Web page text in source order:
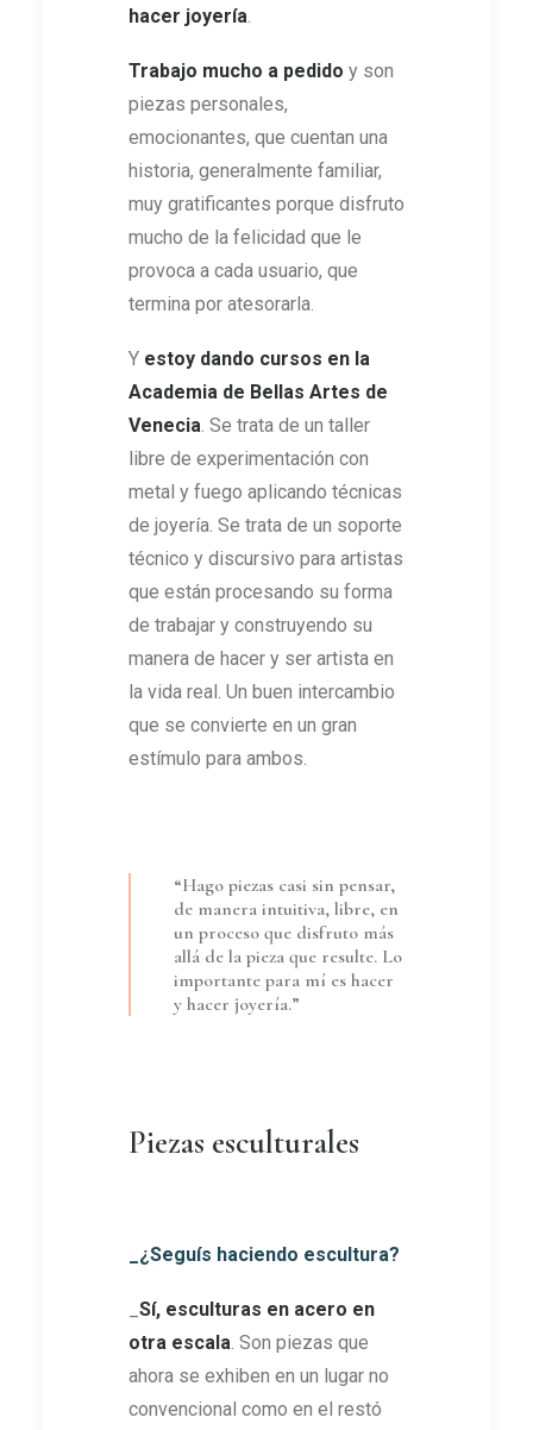
hacer joyería.
Trabajo mucho a pedido y son
piezas personales,
emocionantes, que cuentan una
historia, generalmente familiar,
muy gratificantes porque disfruto
mucho de la felicidad que le
provoca a cada usuario, que
termina por atesorarla.
Y estoy dando cursos en la
Academia de Bellas Artes de
Venecia. Se trata de un taller
libre de experimentación con
metal y fuego aplicando técnicas
de joyería. Se trata de un soporte
técnico y discursivo para artistas
que están procesando su forma
de trabajar y construyendo su
manera de hacer y ser artista en
la vida real. Un buen intercambio
que se convierte en un gran
estímulo para ambos.
“Hago piezas casi sin pensar,
de manera intuitiva, libre, en
un proceso que disfruto más
allá de la pieza que resulte. Lo
importante para mí es hacer
y hacer joyería.”
Piezas esculturales
_¿Seguís haciendo escultura?
Sí, esculturas en acero en
otra escala. Son piezas que
ahora se exhiben en un lugar no
convencional como en el restó